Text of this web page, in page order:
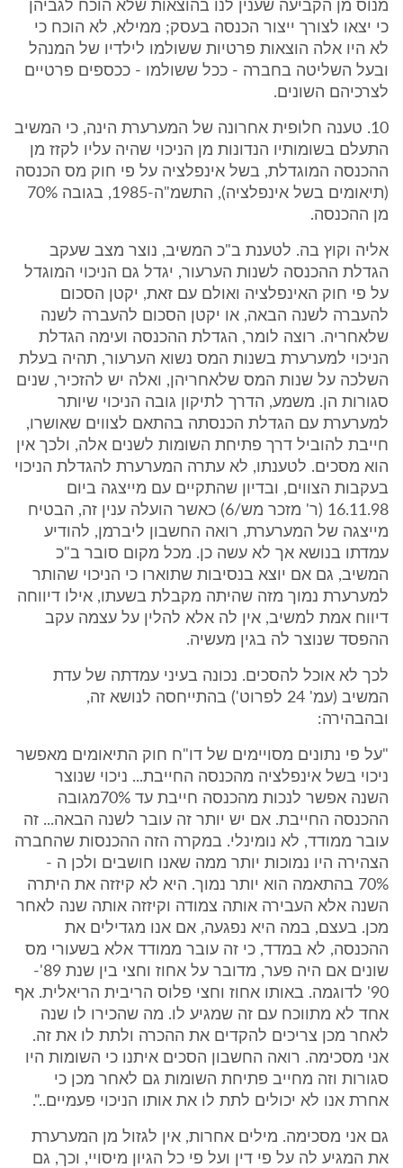
מנוס מן הקביעה שענין לנו בהוצאות שלא הוכח לגביהן
כי יצאו לצורך ייצור הכנסה בעסק; ממילא, לא הוכח כי
לא היו אלה הוצאות פרטיות ששולמו לילדיו של המנהל
ובעל השליטה בחברה - ככל ששולמו - ככספים פרטיים
לצרכיהם השונים.
10. טענה חלופית אחרונה של המערערת הינה, כי המשיב
התעלם בשומותיו הנדונות מן הניכוי שהיה עליו לקזז מן
ההכנסה המוגדלת, בשל אינפלציה על פי חוק מס הכנסה
(תיאומים בשל אינפלציה), התשמ"ה-1985, בגובה 70%
מן ההכנסה.
אליה וקוץ בה. לטענת ב"כ המשיב, נוצר מצב שעקב
הגדלת ההכנסה לשנות הערעור, יגדל גם הניכוי המוגדל
על פי חוק האינפלציה ואולם עם זאת, יקטן הסכום
להעברה לשנה הבאה, או יקטן הסכום להעברה לשנה
שלאחריה. רוצה לומר, הגדלת ההכנסה ועימה הגדלת
הניכוי למערערת בשנות המס נשוא הערעור, תהיה בעלת
השלכה על שנות המס שלאחריהן, ואלה יש להזכיר, שנים
סגורות הן. משמע, הדרך לתיקון גובה הניכוי שיותר
למערערת עם הגדלת הכנסתה בהתאם לצווים שאושרו,
חייבת להוביל דרך פתיחת השומות לשנים אלה, ולכך אין
הוא מסכים. לטענתו, לא עתרה המערערת להגדלת הניכוי
בעקבות הצווים, ובדיון שהתקיים עם מייצגה ביום
16.11.98 (ר' מזכר מש/6) כאשר הועלה ענין זה, הבטיח
מייצגה של המערערת, רואה החשבון ליברמן, להודיע
עמדתו בנושא אך לא עשה כן. מכל מקום סובר ב"כ
המשיב, גם אם יוצא בנסיבות שתוארו כי הניכוי שהותר
למערערת נמוך מזה שהיתה מקבלת בשעתו, אילו דיווחה
דיווח אמת למשיב, אין לה אלא להלין על עצמה עקב
ההפסד שנוצר לה בגין מעשיה.
לכך לא אוכל להסכים. נכונה בעיני עמדתה של עדת
המשיב (עמ' 24 לפרוט') בהתייחסה לנושא זה,
ובהבהירה:
"על פי נתונים מסויימים של דו"ח חוק התיאומים מאפשר
ניכוי בשל אינפלציה מהכנסה החייבת... ניכוי שנוצר
השנה אפשר לנכות מהכנסה חייבת עד 70%מגובה
ההכנסה החייבת. אם יש יותר זה עובר לשנה הבאה... זה
עובר ממודד, לא נומינלי. במקרה הזה ההכנסות שהחברה
הצהירה היו נמוכות יותר ממה שאנו חושבים ולכן ה -
70% בהתאמה הוא יותר נמוך. היא לא קיזזה את היתרה
השנה אלא העבירה אותה צמודה וקיזזה אותה שנה לאחר
מכן. בעצם, במה היא נפגעה, אם אנו מגדילים את
ההכנסה, לא במדד, כי זה עובר ממודד אלא בשעורי מס
שונים אם היה פער, מדובר על אחוז וחצי בין שנת 89'-
90' לדוגמה. באותו אחוז וחצי פלוס הריבית הריאלית. אף
אחד לא מתווכח עם זה שמגיע לו. מה שהכירו לו שנה
לאחר מכן צריכים להקדים את ההכרה ולתת לו את זה.
אני מסכימה. רואה החשבון הסכים איתנו כי השומות היו
סגורות וזה מחייב פתיחת השומות גם לאחר מכן כי
אחרת אנו לא יכולים לתת לו את אותו הניכוי פעמיים..".
גם אני מסכימה. מילים אחרות, אין לגזול מן המערערת
את המגיע לה על פי דין ועל פי כל הגיון מיסויי, וכך, גם